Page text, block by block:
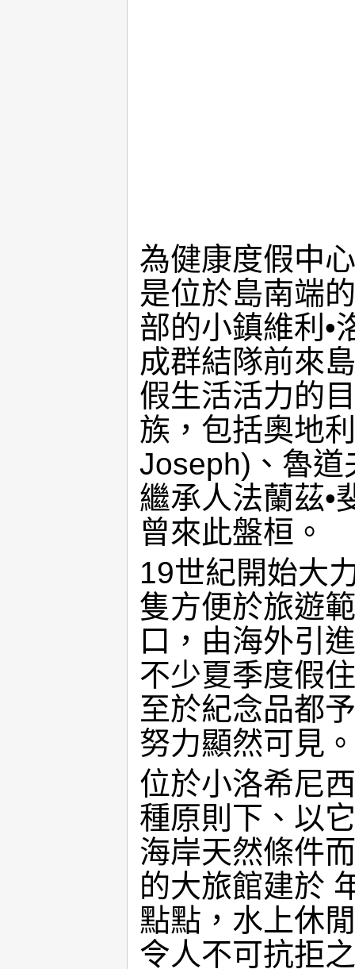
為健康度假中
是位於島南端
部的小鎮維利•
成群結隊前來
假生活活力的
族，包括奧地
Joseph)、魯道
繼承人法蘭茲•
曾來此盤桓。
19世紀開始大
隻方便於旅遊
口，由海外引
不少夏季度假
至於紀念品都
努力顯然可見。
位於小洛希尼
種原則下、以
海岸天然條件
的大旅館建於
點點，水上休
令人不可抗拒